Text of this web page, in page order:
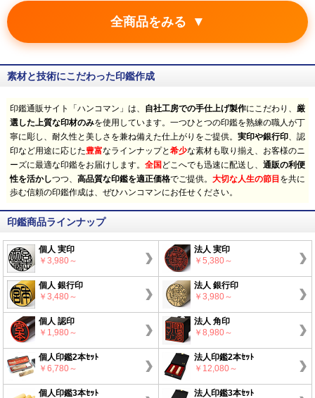
全商品をみる ▼
素材と技術にこだわった印鑑作成
印鑑通販サイト「ハンコマン」は、 自社工房での手仕上げ製作にこだわり、
厳
選した上質な印材のみを使用しています。一つひとつの印鑑を熟練の職人が丁
寧に彫し、耐久性と美しさを兼ね備えた仕上がりをご提供。 実印や銀行印、認
印など用途に応じた豊富なラインナップと希少な素材も取り揃え、お客様のニ
ーズに最適な印鑑をお届けします。 全国 どこへでも迅速に配送し、 通販の利便
性を活かしつつ、 高品質な印鑑を適正価格でご提供。 大切な人生の節目 を共に
歩む信頼の印鑑作成は、ぜひハンコマンにお任せください。
印鑑商品ラインナップ
個人 実印
￥3,980～
法人 実印
￥5,380～
個人 銀行印
￥3,480～
法人 銀行印
￥3,980～
個人 認印
￥1,980～
法人 角印
￥8,980～
個人印鑑2本ｾｯﾄ
￥6,780～
法人印鑑2本ｾｯﾄ
￥12,080～
個人印鑑3本ｾｯﾄ 法人印鑑3本ｾｯﾄ